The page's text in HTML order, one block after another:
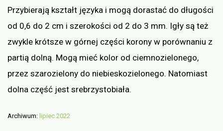
Przybierają kształt języka i mogą dorastać do długości
od 0,6 do 2 cm i szerokości od 2 do 3 mm. Igły są też
zwykle krótsze w górnej części korony w porównaniu z
partią dolną. Mogą mieć kolor od ciemnozielonego,
przez szarozielony do niebieskozielonego. Natomiast
dolna część jest srebrzystobiała.
Archiwum: lipiec 2022